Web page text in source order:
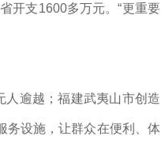
开支1600多万元。“更重要
人逾越；福建武夷山市创造
务设施，让群众在便利、体